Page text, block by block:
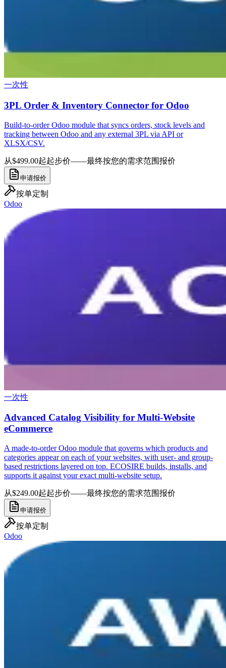
一次性
3PL Order & Inventory Connector for Odoo
Build-to-order Odoo module that syncs orders, stock levels and
tracking between Odoo and any external 3PL via API or
XLSX/CSV.
从$499.00起起步价——最终按您的需求范围报价
申请报价
按单定制
Odoo
一次性
Advanced Catalog Visibility for Multi-Website
eCommerce
A made-to-order Odoo module that governs which products and
categories appear on each of your websites, with user- and group-
based restrictions layered on top. ECOSIRE builds, installs, and
supports it against your exact multi-website setup.
从$249.00起起步价——最终按您的需求范围报价
申请报价
按单定制
Odoo